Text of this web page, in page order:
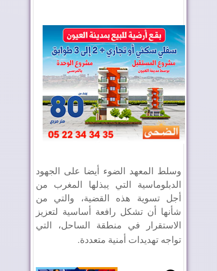
وسلط المعهد الضوء أيضا على الجهود
الدبلوماسية التي يبذلها المغرب من
أجل تسوية هذه القضية، والتي من
شأنها أن تشكل رافعة أساسية لتعزيز
الاستقرار في منطقة الساحل، التي
تواجه تهديدات أمنية متعددة.